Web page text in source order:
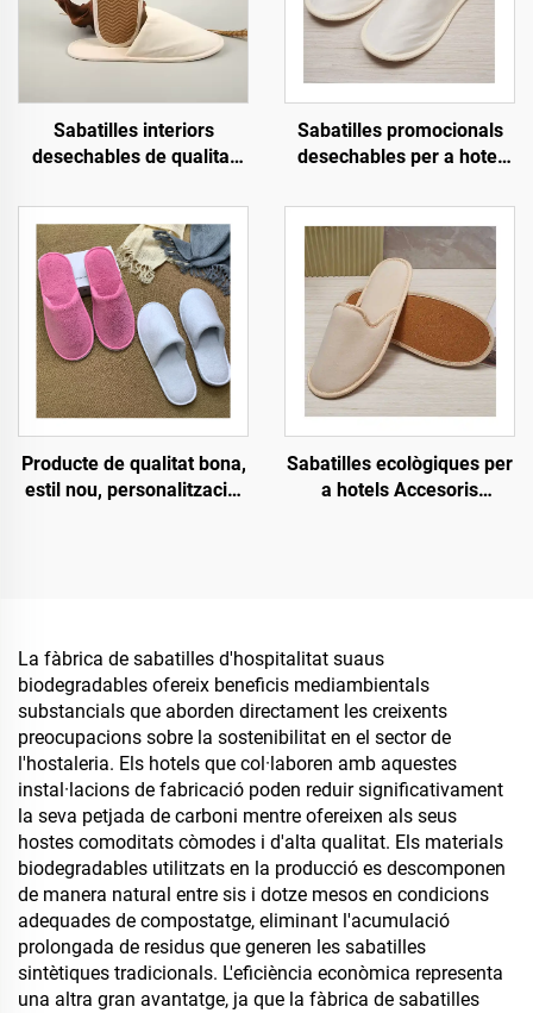
Sabatilles interiors
desechables de qualitat
forro tou per a convidats
per a habitacions d'hotel
Sabatilles promocionals
desechables per a hotel
por major, sabatilles
d'hotel per a passatgers
de companyies aèries
Producte de qualitat bona,
estil nou, personalització,
Sabatilles ecològiques per
a hotels Accesoris
La fàbrica de sabatilles d'hospitalitat suaus
biodegradables ofereix beneficis mediambientals
substancials que aborden directament les creixents
preocupacions sobre la sostenibilitat en el sector de
l'hostaleria. Els hotels que col·laboren amb aquestes
instal·lacions de fabricació poden reduir significativament
la seva petjada de carboni mentre ofereixen als seus
hostes comoditats còmodes i d'alta qualitat. Els materials
biodegradables utilitzats en la producció es descomponen
de manera natural entre sis i dotze mesos en condicions
adequades de compostatge, eliminant l'acumulació
prolongada de residus que generen les sabatilles
sintètiques tradicionals. L'eficiència econòmica representa
una altra gran avantatge, ja que la fàbrica de sabatilles